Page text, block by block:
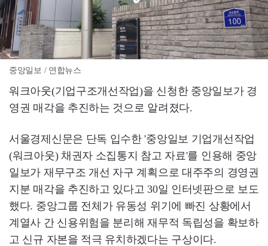
중앙일보 / 연합뉴스
워크아웃(기업구조개선작업)을 신청한 중앙일보가 경
영권 매각을 추진하는 것으로 알려졌다.
서울경제신문은 단독 입수한 '중앙일보 기업개선작업
(워크아웃) 채권자 소집통지 참고 자료'를 인용해 중앙
일보가 재무구조 개선 자구 계획으로 대주주의 경영권
지분 매각을 추진하고 있다고 30일 인터넷판으로 보도
했다. 중앙그룹 전체가 유동성 위기에 빠진 상황에서
계열사 간 신용위험을 분리해 재무적 독립성을 확보하
고 신규 자본을 적극 유치하겠다는 구상이다.